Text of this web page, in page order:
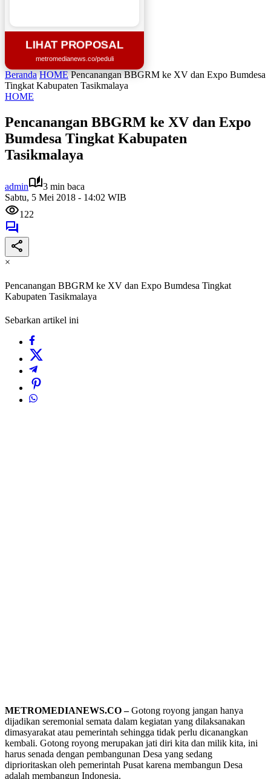
LIHAT PROPOSAL
metromedianews.co/peduli
Beranda HOME Pencanangan BBGRM ke XV dan Expo Bumdesa
Tingkat Kabupaten Tasikmalaya
HOME
Pencanangan BBGRM ke XV dan Expo
Bumdesa Tingkat Kabupaten
Tasikmalaya
admin
3 min baca
Sabtu, 5 Mei 2018 - 14:02 WIB
122
×
Pencanangan BBGRM ke XV dan Expo Bumdesa Tingkat
Kabupaten Tasikmalaya
Sebarkan artikel ini
METROMEDIANEWS.CO –Gotong royong jangan hanya
dijadikan seremonial semata dalam kegiatan yang dilaksanakan
dimasyarakat atau pemerintah sehingga tidak perlu dicanangkan
kembali. Gotong royong merupakan jati diri kita dan milik kita, ini
harus senada dengan pembangunan Desa yang sedang
diprioritaskan oleh pemerintah Pusat karena membangun Desa
adalah membangun Indonesia.